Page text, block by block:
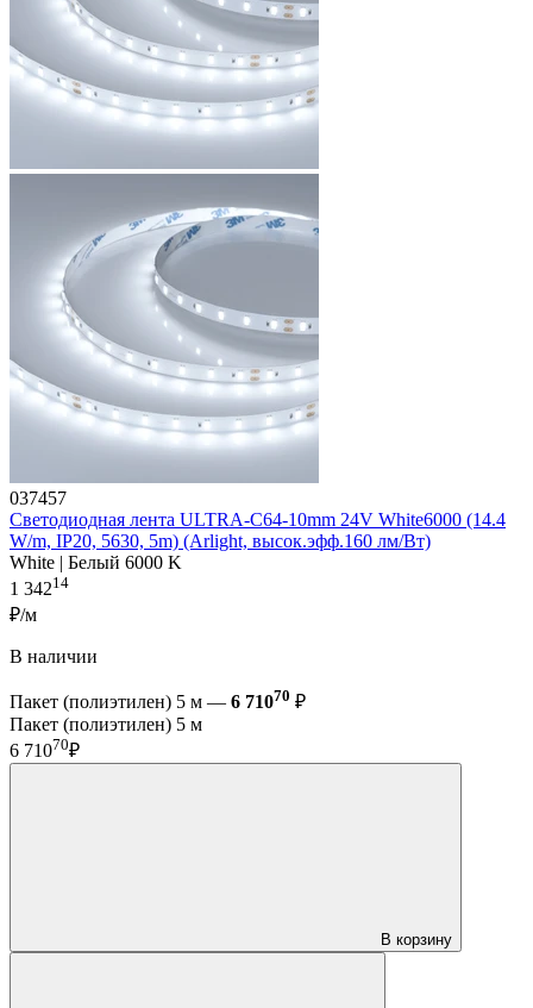
037457
Светодиодная лента ULTRA-C64-10mm 24V White6000 (14.4
W/m, IP20, 5630, 5m) (Arlight, высок.эфф.160 лм/Вт)
White | Белый 6000 K
1 34214
₽/м
В наличии
Пакет (полиэтилен) 5 м — 6 71070 ₽
Пакет (полиэтилен) 5 м
6 71070₽
В корзину